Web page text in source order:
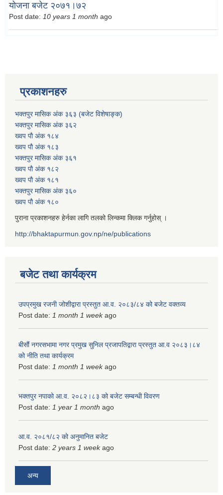
योजना बजेट २०७१।७२
Post date: 10 years 1 month ago
प्रकाशनहरु
भक्तपुर मासिक अंक ३६३ (बजेट विशेषाङ्क)
भक्तपुर मासिक अंक ३६२
ख्वप पौ अंक १८४
ख्वप पौ अंक १८३
भक्तपुर मासिक अंक ३६१
ख्वप पौ अंक १८२
ख्वप पौ अंक १८१
भक्तपुर मासिक अंक ३६०
ख्वप पौ अंक १८०
पुराना प्रकाशनहरु हेर्नका लागि तलको लिन्कमा क्लिक गर्नुहोस् ।
http://bhaktapurmun.gov.np/ne/publications
बजेट तथा कार्यक्रम
उपप्रमुख रजनी जोशीद्वारा प्रस्तुत आ.व. २०८३/८४ को बजेट वक्तव्य
Post date: 1 month 1 weekago
बीसौं नगरसभामा नगर प्रमुख सुनिल प्रजापतिद्वारा प्रस्तुत आ.व‍ २०८३।८४
को नीति तथा कार्यक्रम
Post date: 1 month 1 weekago
भक्तपुर नपाको आ.व. २०८२।८३ को बजेट सम्बन्धी विवरण
Post date: 1 year 1 month ago
आ.व. २०८१/८२ को अनुमानित बजेट
Post date: 2 years 1 weekago
अन्य